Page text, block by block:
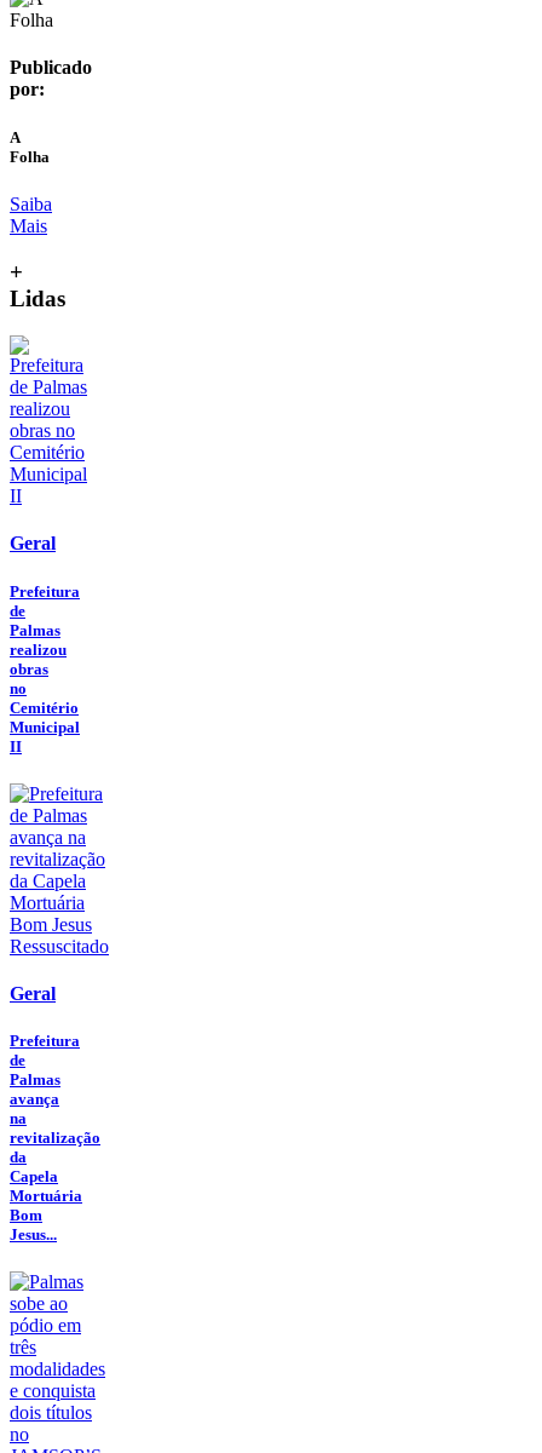
Publicado
por:
A
Folha
Saiba
Mais
+
Lidas
Geral
Prefeitura
de
Palmas
realizou
obras
no
Cemitério
Municipal
II
Geral
Prefeitura
de
Palmas
avança
na
revitalização
da
Capela
Mortuária
Bom
Jesus...